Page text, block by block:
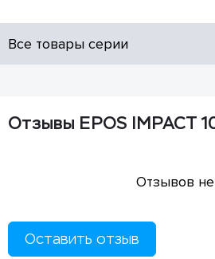
Все товары серии
Отзывы EPOS IMPACT
Отзывов
Оставить отзыв